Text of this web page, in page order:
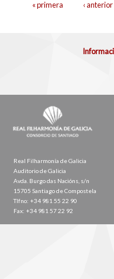
Páginas« primera ‹ anterior
Real Filharmonía de Galicia
Auditorio de Galicia
Avda. Burgo das Nacións, s/n
15705 Santiago de Compostela
Tlfno: +34 981 55 22 90
Fax: +34 981 57 22 92